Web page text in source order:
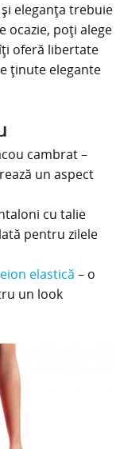
eleganța trebuie
ocazie, poți alege
oferă libertate
ținute elegante
cambrat –
un aspect
cu talie
pentru zilele
elastică – o
un look